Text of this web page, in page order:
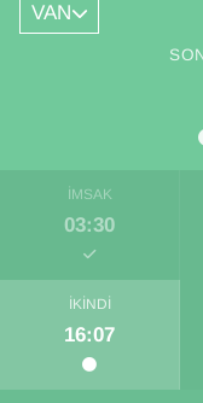
VAN
İMSAK
03:30
İKINDI
16:07